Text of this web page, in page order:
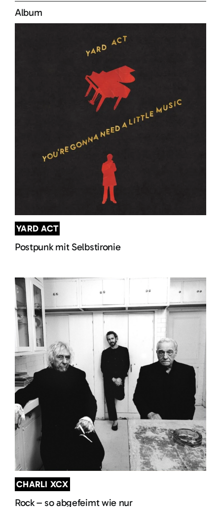
Album
YARD ACT
Postpunk mit Selbstironie
CHARLI XCX
Rock – so abgefeimt wie nur